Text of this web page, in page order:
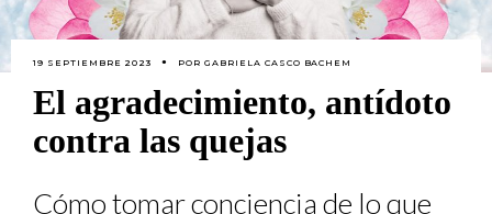
19 SEPTIEMBRE 2023 PORGABRIELA CASCO BACHEM
El agradecimiento, antídoto
contra las quejas
Cómo tomar conciencia de lo que